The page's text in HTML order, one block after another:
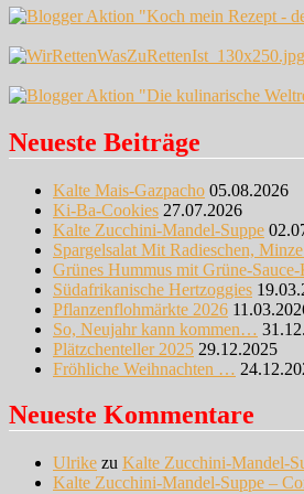
Neueste Beiträge
Kalte Mais-Gazpacho 05.08.2026
Ki-Ba-Cookies 27.07.2026
Kalte Zucchini-Mandel-Suppe
Spargelsalat Mit Radieschen,
Grünes Hummus mit Grüne-
Südafrikanische Hertzoggies
Pflanzenflohmärkte 2026
So, Neujahr kann kommen…
Plätzchenteller 2025 29.12.2025
Fröhliche Weihnachten …
Neueste Kommentare
Ulrike zu Kalte Zucchini-Mandel-
Kalte Zucchini-Mandel-Suppe –